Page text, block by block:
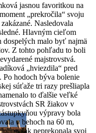
jasnou favoritkou na
„prekročila“ svoju
Nasledovala
Hlavným cieľom
dospelých malo byť najmä
Z tohto pohľadu to boli
majstrovstvá.
„hviezdila“ pred
Po hodoch býva bolenie
súťaže tri razy prešliapla
to ďalšie veľké
SR žiakov v
výpravy bola
v behoch na 60 m,
však neprekonala svoj